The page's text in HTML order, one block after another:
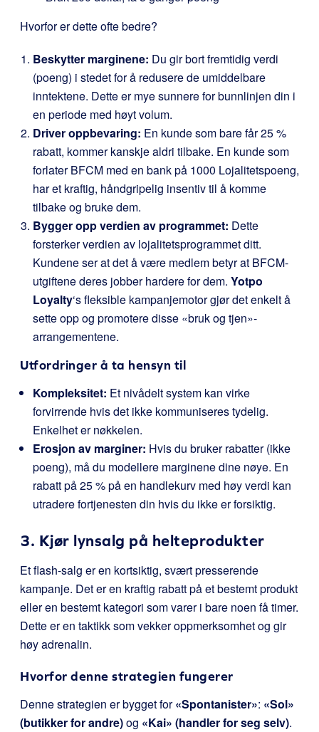
Hvorfor er dette ofte bedre?
Beskytter marginene: Du gir bort fremtidig verdi
(poeng) i stedet for å redusere de umiddelbare
inntektene. Dette er mye sunnere for bunnlinjen din i
en periode med høyt volum.
Driver oppbevaring: En kunde som bare får 25 %
rabatt, kommer kanskje aldri tilbake. En kunde som
forlater BFCM med en bank på 1000 Lojalitetspoeng,
har et kraftig, håndgripelig insentiv til å komme
tilbake og bruke dem.
Bygger opp verdien av programmet: Dette
forsterker verdien av lojalitetsprogrammet ditt.
Kundene ser at det å være medlem betyr at BFCM-
utgiftene deres jobber hardere for dem. Yotpo
Loyalty‘s fleksible kampanjemotor gjør det enkelt å
sette opp og promotere disse «bruk og tjen»-
arrangementene.
Utfordringer å ta hensyn til
Kompleksitet: Et nivådelt system kan virke
forvirrende hvis det ikke kommuniseres tydelig.
Enkelhet er nøkkelen.
Erosjon av marginer: Hvis du bruker rabatter (ikke
poeng), må du modellere marginene dine nøye. En
rabatt på 25 % på en handlekurv med høy verdi kan
utradere fortjenesten din hvis du ikke er forsiktig.
3. Kjør lynsalg på helteprodukter
Et flash-salg er en kortsiktig, svært presserende
kampanje. Det er en kraftig rabatt på et bestemt produkt
eller en bestemt kategori som varer i bare noen få timer.
Dette er en taktikk som vekker oppmerksomhet og gir
høy adrenalin.
Hvorfor denne strategien fungerer
Denne strategien er bygget for«Spontanister»: «Sol»
(butikker for andre)og «Kai» (handler for seg selv).